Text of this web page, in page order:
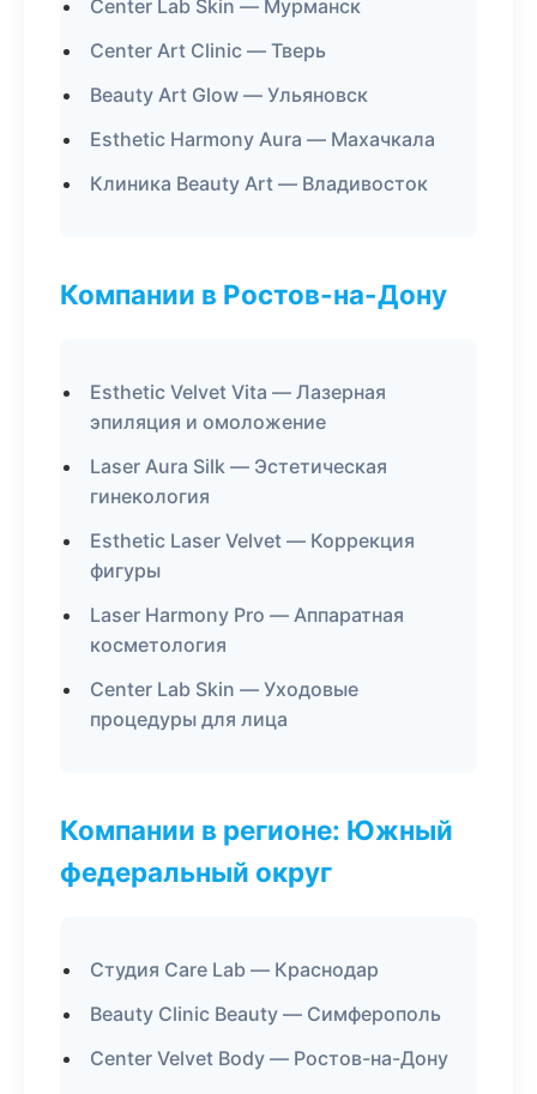
Center Lab Skin — Мурманск
Center Art Clinic — Тверь
Beauty Art Glow — Ульяновск
Esthetic Harmony Aura — Махачкала
Клиника Beauty Art — Владивосток
Компании в Ростов-на-Дону
Esthetic Velvet Vita — Лазерная
эпиляция и омоложение
Laser Aura Silk — Эстетическая
гинекология
Esthetic Laser Velvet — Коррекция
фигуры
Laser Harmony Pro — Аппаратная
косметология
Center Lab Skin — Уходовые
процедуры для лица
Компании в регионе: Южный
федеральный округ
Студия Care Lab — Краснодар
Beauty Clinic Beauty — Симферополь
Center Velvet Body — Ростов-на-Дону